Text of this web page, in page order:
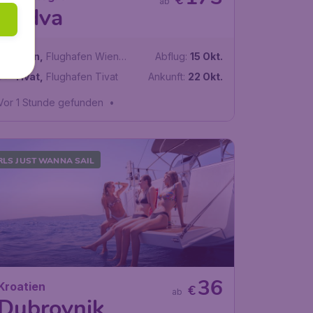
Budva
Wien
Flughafen Wien
Schwechat
Tivat, Flughafen Tivat
Abflug: 15 Okt.
Ankunft: 22 Okt.
1 Stunde gefunden •
JUST WANNA SAIL
€36
ab